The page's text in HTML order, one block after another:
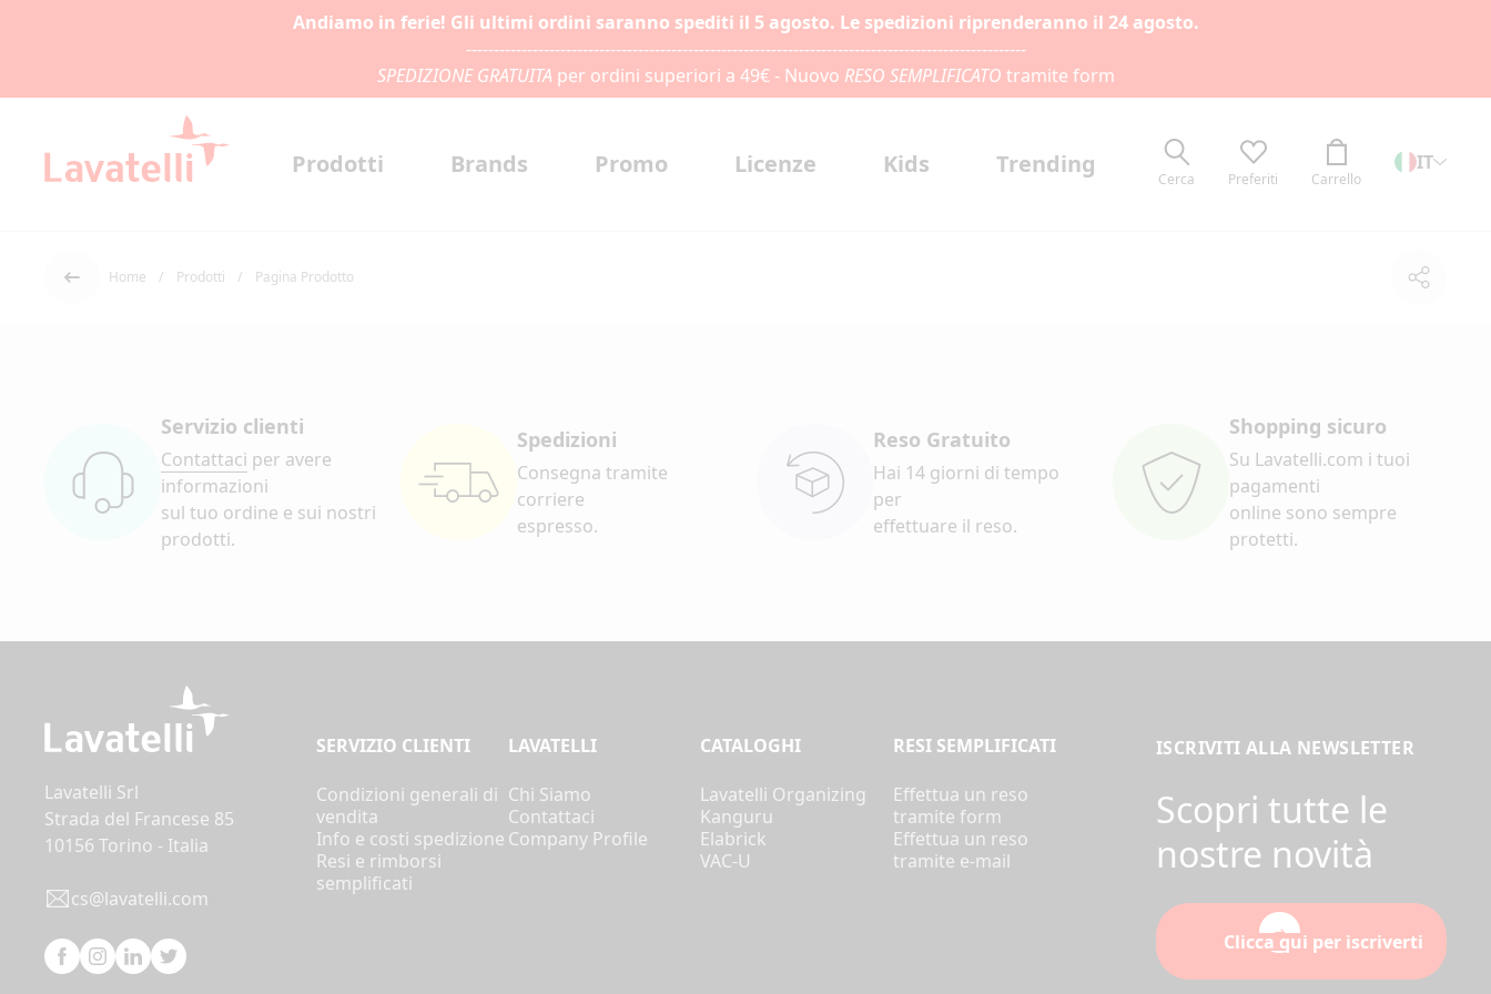
Andiamo in ferie! Gli ultimi ordini saranno spediti il 5 agosto. Le spedizioni riprenderanno il 24 agosto.
-----------------------------------------------------------------------------------------------------
SPEDIZIONE GRATUITA per ordini superiori a 49€ - Nuovo RESO SEMPLIFICATO tramite form
Prodotti Brands Promo Licenze Kids Trending
Cerca Preferiti Carrello
IT
IndietroHome Prodotti Pagina Prodotto
Servizio clienti
Contattaci per avere
informazioni
sul tuo ordine e sui nostri
prodotti.
Spedizioni
Consegna tramite
corriere
espresso.
Reso Gratuito
Hai 14 giorni di tempo
per
effettuare il reso.
Shopping sicuro
Su Lavatelli.com i tuoi
pagamenti
online sono sempre
protetti.
ISCRIVITI ALLA NEWSLETTER
Scopri tutte le
nostre novità
Clicca qui per iscriverti
SERVIZIO CLIENTI
Condizioni generali di
vendita
Info e costi spedizione
Resi e rimborsi
semplificati
LAVATELLI
Chi Siamo
Contattaci
Company Profile
CATALOGHI
Lavatelli Organizing
Kanguru
Elabrick
VAC-U
RESI SEMPLIFICATI
Effettua un reso
tramite form
Effettua un reso
tramite e-mail
Lavatelli Srl
Strada del Francese 85
10156 Torino - Italia
cs@lavatelli.com
Facebook
Instagram
LinkedinTwitter